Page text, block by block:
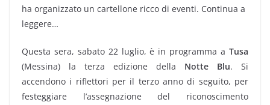
ha organizzato un cartellone ricco di eventi. Continua a
leggere…
Questa sera, sabato 22 luglio, è in programma a Tusa
(Messina) la terza edizione della Notte Blu. Si
accendono i riflettori per il terzo anno di seguito, per
festeggiare l’assegnazione del riconoscimento